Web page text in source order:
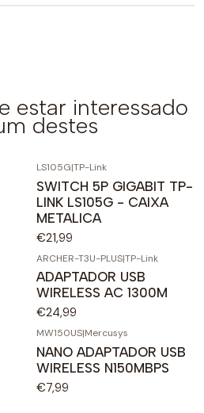
estar interessado
destes
LS105G|TP-Link
SWITCH 5P GIGABIT TP-
LINK LS105G - CAIXA
METALICA
€21,99
ARCHER-T3U-PLUS|TP-Link
ADAPTADOR USB
WIRELESS AC 1300M
€24,99
MW150US|Mercusys
NANO ADAPTADOR USB
WIRELESS N150MBPS
€7,99